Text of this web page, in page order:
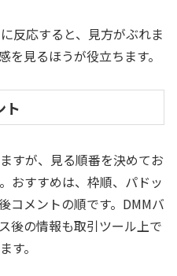
反応すると、見方がぶれま
を見るほうが役立ちます。
ト
すが、見る順番を決めてお
おすすめは、枠順、パドッ
コメントの順です。DMMバ
後の情報も取引ツール上で
す。